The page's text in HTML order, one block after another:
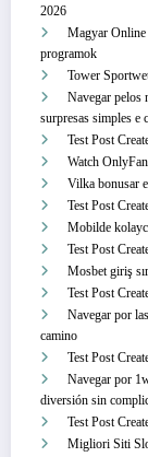
2026
Magyar Online
programok
Tower
Navegar pelos
surpresas simples e
Test Post
Watch
Vilka bonusar
Test Post
Mobilde
Test Post
Mosbet giriş
Test Post
Navegar por
camino
Test Post
Navegar por
diversión sin
Test Post
Migliori Siti